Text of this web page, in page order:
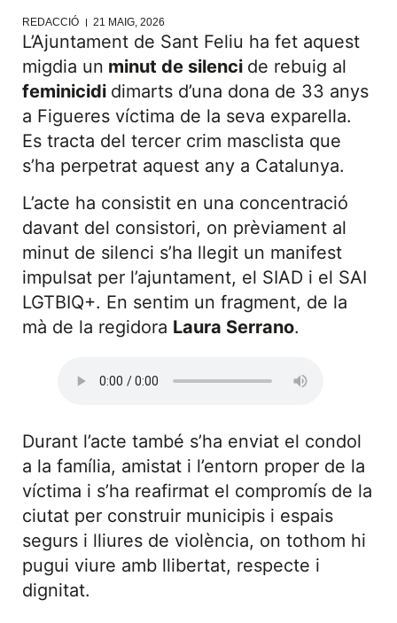
REDACCIÓ 21 MAIG, 2026
L’Ajuntament de Sant Feliu ha fet aquest
migdia un minut de silenci de rebuig al
feminicidi dimarts d’una dona de 33 anys
a Figueres víctima de la seva exparella.
Es tracta del tercer crim masclista que
s’ha perpetrat aquest any a Catalunya.
L’acte ha consistit en una concentració
davant del consistori, on prèviament al
minut de silenci s’ha llegit un manifest
impulsat per l’ajuntament, el SIAD i el SAI
LGTBIQ+. En sentim un fragment, de la
mà de la regidora Laura Serrano.
Durant l’acte també s’ha enviat el condol
a la família, amistat i l’entorn proper de la
víctima i s’ha reafirmat el compromís de la
ciutat per construir municipis i espais
segurs i lliures de violència, on tothom hi
pugui viure amb llibertat, respecte i
dignitat.